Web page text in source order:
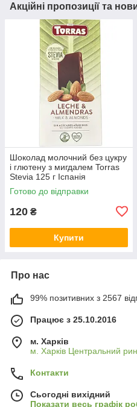
Акційні пропозиції та
Шоколад молочний без цукру
і глютену з мигдалем Torras
Stevia 125 г Іспанія
Готово до відправки
120 ₴
Купити
Про нас
99% позитивних з 2567
Працює з 25.10.2016
м. Харків
м. Харків Центральний
Контакти
Сьогодні вихідний
Показати весь графік